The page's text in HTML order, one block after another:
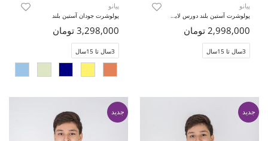
پیانو
پولوشرت آستین بلند دورس لایکرا (ست با کد 11343)
2,998,000 تومان
3سال تا 15سال
پیانو
پولوشرت جودان آستین بلند
3,298,000 تومان
3سال تا 15سال
جدید جدید